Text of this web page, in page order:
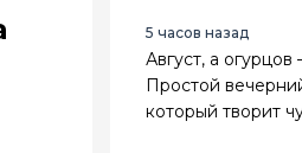
5 часов назад
Август, а
Простой
который творит